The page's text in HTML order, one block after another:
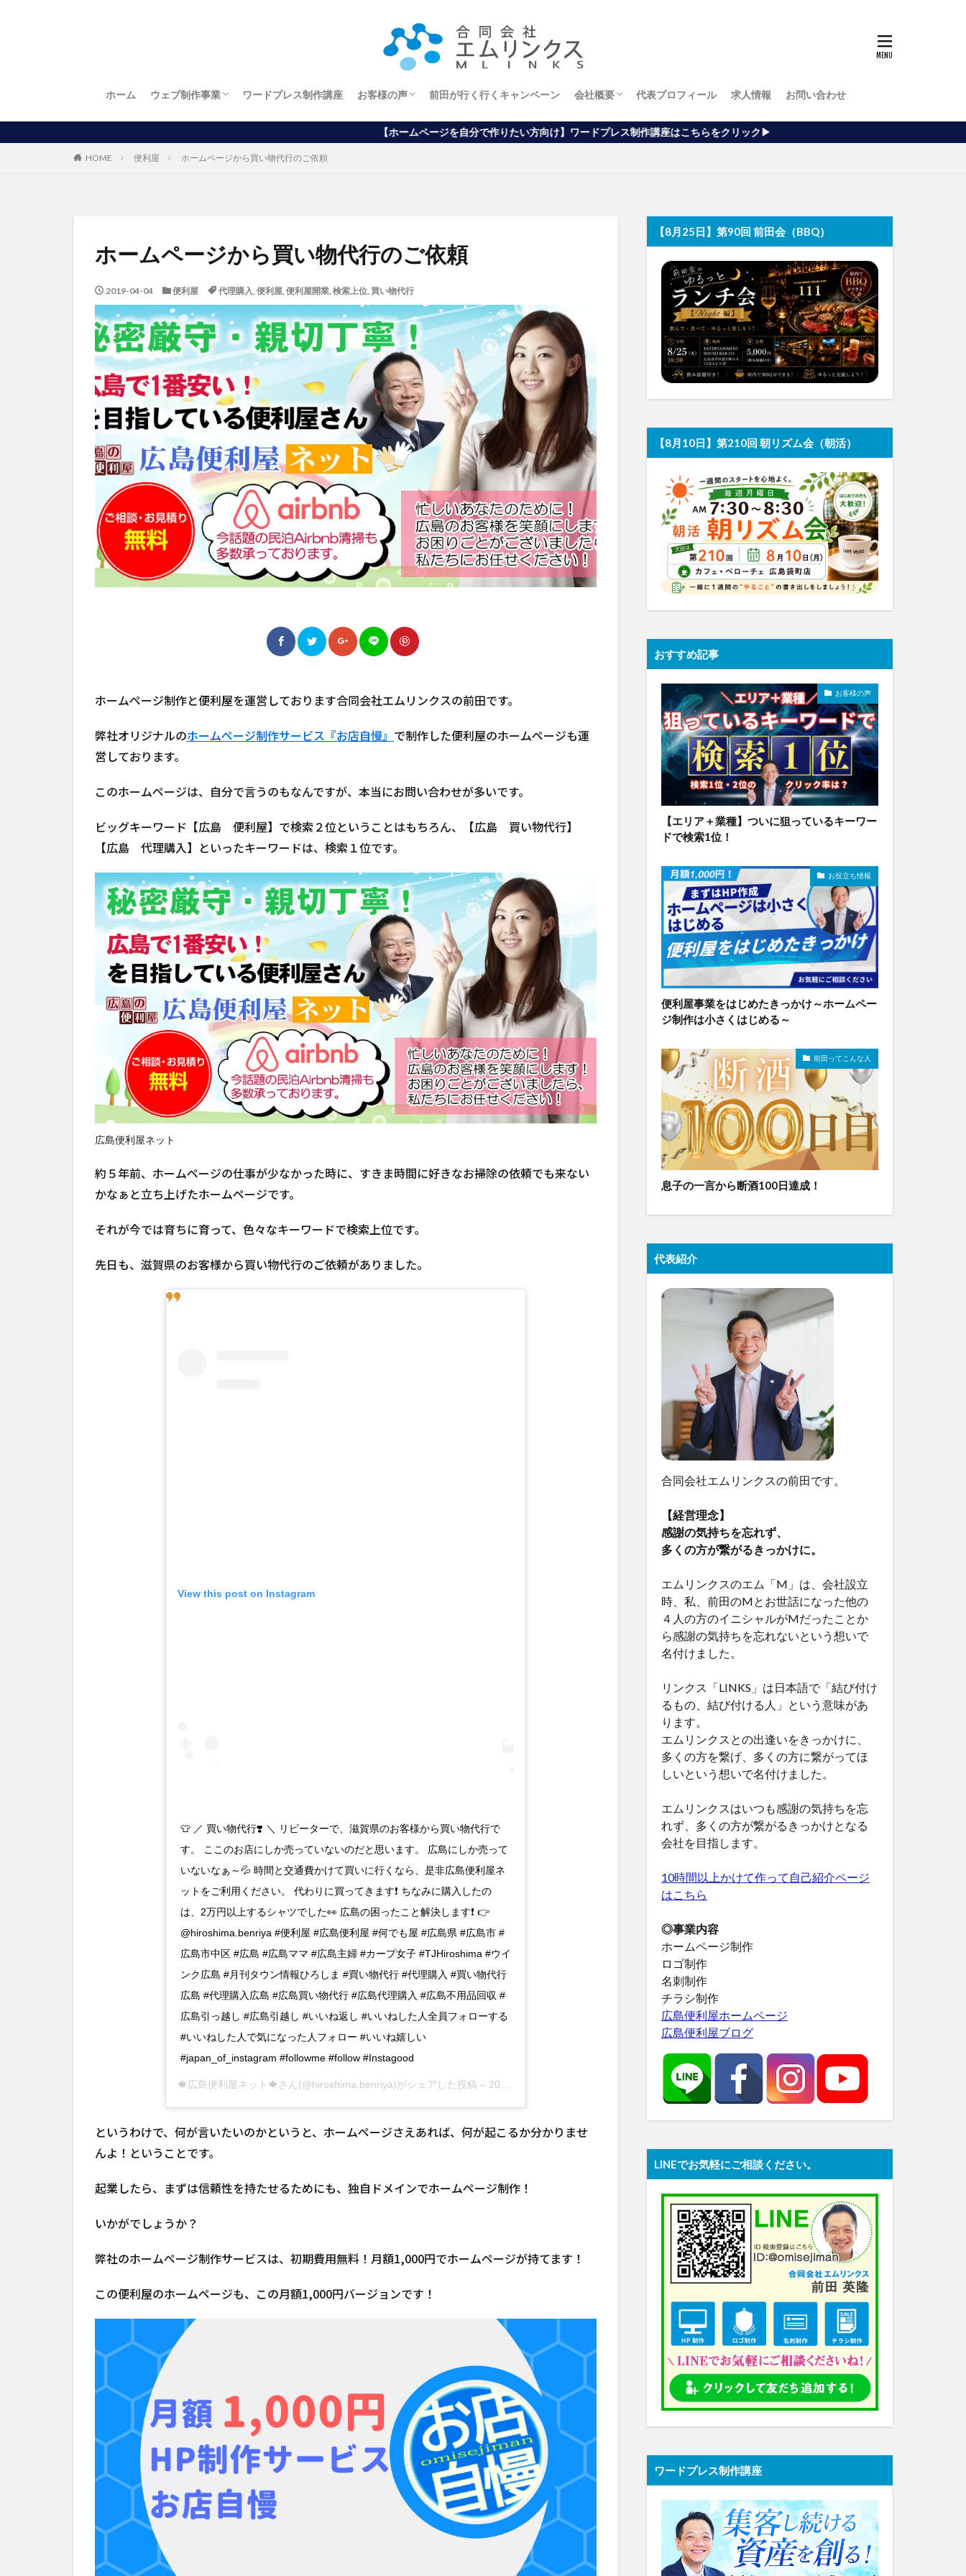
ホーム ウェブ制作事業
お店自慢
繁盛店
ワードプレス制作
LP制作（ランディングページ制作）
ロゴ制作
名刺制作
チラシ制作
お得！開業パック
パソコン出張訪問設定サービス
ワードプレス制作講座 お客様の声
エステサロンオーナー様
ホームページから
ブログから
アメブロから
前田が行く行くキャンペーン 会社概要
経営理念
代表プロフィール 求人情報 お問い合わせ
【ホームページを自分で作りたい方向け】ワードプレス制作講座はこちらをクリック▶
HOME 便利屋 ホームページから買い物代行のご依頼
ホームページから買い物代行のご依頼
2019-04-04 便利屋 代理購入, 便利屋, 便利屋開業, 検索上位, 買い物代行
ホームページ制作と便利屋を運営しております合同会社エムリンクスの前田です。
弊社オリジナルのホームページ制作サービス『お店自慢』 で制作した便利屋のホームページも運
営しております。
このホームページは、自分で言うのもなんですが、本当にお問い合わせが多いです。
ビッグキーワード【広島 便利屋】で検索２位ということはもちろん、【広島 買い物代行】
【広島 代理購入】といったキーワードは、検索１位です。
広島便利屋ネット
約５年前、ホームページの仕事が少なかった時に、すきま時間に好きなお掃除の依頼でも来ない
かなぁと立ち上げたホームページです。
それが今では育ちに育って、色々なキーワードで検索上位です。
先日も、滋賀県のお客様から買い物代行のご依頼がありました。
View this post on Instagram
👕 ／ 買い物代行❣️ ＼ リピーターで、滋賀県のお客様から買い物代行で
す。 ここのお店にしか売っていないのだと思います。 広島にしか売って
いないなぁ～💦 時間と交通費かけて買いに行くなら、是非広島便利屋ネ
ットをご利用ください。 代わりに買ってきます❗️ ちなみに購入したの
は、2万円以上するシャツでした👀 広島の困ったこと解決します❗️ 👉
@hiroshima.benriya #便利屋 #広島便利屋 #何でも屋 #広島県 #広島市 #
広島市中区 #広島 #広島ママ #広島主婦 #カープ女子 #TJHiroshima #ウイ
ンク広島 #月刊タウン情報ひろしま #買い物代行 #代理購入 #買い物代行
広島 #代理購入広島 #広島買い物代行 #広島代理購入 #広島不用品回収 #
広島引っ越し #広島引越し #いいね返し #いいねした人全員フォローする
#いいねした人で気になった人フォロー #いいね嬉しい
#japan_of_instagram #followme #follow #Instagood
🍁広島便利屋ネット🍁 さん(@hiroshima.benriya)がシェアした投稿 – 2019年 4月月3日午後6時33分PDT
というわけで、何が言いたいのかというと、ホームページさえあれば、何が起こるか分かりませ
んよ！ということです。
起業したら、まずは信頼性を持たせるためにも、独自ドメインでホームページ制作！
いかがでしょうか？
弊社のホームページ制作サービスは、初期費用無料！月額1,000円でホームページが持てます！
この便利屋のホームページも、この月額1,000円バージョンです！
【8月25日】第90回 前田会（BBQ）
【8月10日】第210回 朝リズム会（朝活）
おすすめ記事
お客様の声
【エリア＋業種】ついに狙っているキーワー
ドで検索1位！
お役立ち情報
便利屋事業をはじめたきっかけ～ホームペー
ジ制作は小さくはじめる～
前田ってこんな人
息子の一言から断酒100日達成！
代表紹介
合同会社エムリンクスの前田です。
【経営理念】
感謝の気持ちを忘れず、
多くの方が繋がるきっかけに。
エムリンクスのエム「M」は、会社設立
時、私、前田のMとお世話になった他の
４人の方のイニシャルがMだったことか
ら感謝の気持ちを忘れないという想いで
名付けました。
リンクス「LINKS」は日本語で「結び付け
るもの、結び付ける人」という意味があ
ります。
エムリンクスとの出逢いをきっかけに、
多くの方を繋げ、多くの方に繋がってほ
しいという想いで名付けました。
エムリンクスはいつも感謝の気持ちを忘
れず、多くの方が繋がるきっかけとなる
会社を目指します。
10時間以上かけて作って自己紹介ページ
はこちら
◎事業内容
ホームページ制作
ロゴ制作
名刺制作
チラシ制作
広島便利屋ホームページ
広島便利屋ブログ
LINEでお気軽にご相談ください。
ワードプレス制作講座